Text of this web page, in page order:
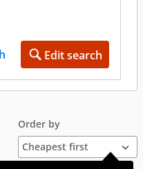
Edit search
Order by